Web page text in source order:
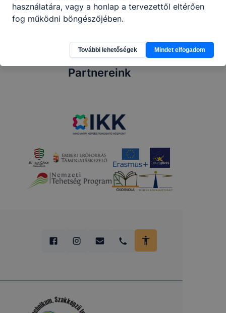
Partnereink
használatára, vagy a honlap a tervezettől eltérően
fog működni böngészőjében.
További lehetőségek Mindet elfogadom